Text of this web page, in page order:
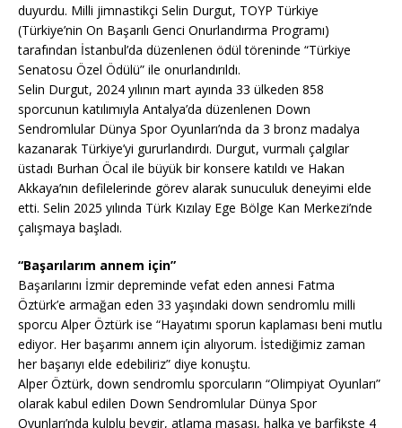
duyurdu. Milli jimnastikçi Selin Durgut, TOYP Türkiye
(Türkiye’nin On Başarılı Genci Onurlandırma Programı)
tarafından İstanbul’da düzenlenen ödül töreninde “Türkiye
Senatosu Özel Ödülü” ile onurlandırıldı.
Selin Durgut, 2024 yılının mart ayında 33 ülkeden 858
sporcunun katılımıyla Antalya’da düzenlenen Down
Sendromlular Dünya Spor Oyunları’nda da 3 bronz madalya
kazanarak Türkiye’yi gururlandırdı. Durgut, vurmalı çalgılar
üstadı Burhan Öcal ile büyük bir konsere katıldı ve Hakan
Akkaya’nın defilelerinde görev alarak sunuculuk deneyimi elde
etti. Selin 2025 yılında Türk Kızılay Ege Bölge Kan Merkezi’nde
çalışmaya başladı.
“Başarılarım annem için”
Başarılarını İzmir depreminde vefat eden annesi Fatma
Öztürk’e armağan eden 33 yaşındaki down sendromlu milli
sporcu Alper Öztürk ise “Hayatımı sporun kaplaması beni mutlu
ediyor. Her başarımı annem için alıyorum. İstediğimiz zaman
her başarıyı elde edebiliriz” diye konuştu.
Alper Öztürk, down sendromlu sporcuların “Olimpiyat Oyunları”
olarak kabul edilen Down Sendromlular Dünya Spor
Oyunları’nda kulplu beygir, atlama masası, halka ve barfikste 4